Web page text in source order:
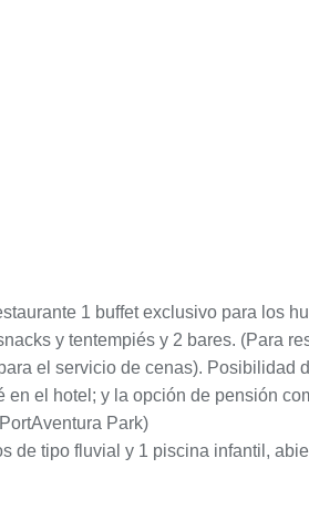
1 buffet exclusivo para los
y tentempiés y 2 bares. (Para
el servicio de cenas). Posibilidad
el hotel; y la opción de pensión
Park)
de tipo fluvial y 1 piscina infantil,